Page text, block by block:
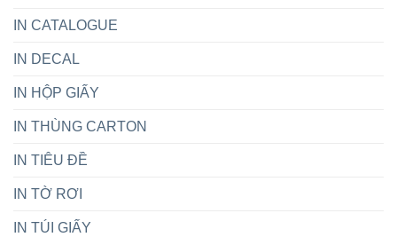
IN CATALOGUE
IN DECAL
IN HỘP GIẤY
IN THÙNG CARTON
IN TIÊU ĐỀ
IN TỜ RƠI
IN TÚI GIẤY